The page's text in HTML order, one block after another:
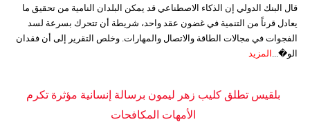
قال البنك الدولي إن الذكاء الاصطناعي قد يمكن البلدان النامية من تحقيق ما
يعادل قرناً من التنمية في غضون عقد واحد، شريطة أن تتحرك بسرعة لسد
الفجوات في مجالات الطاقة والاتصال والمهارات. وخلص التقرير إلى أن فقدان
الو�... المزيد
بلقيس تطلق كليب زهر ليمون برسالة إنسانية مؤثرة تكرم
الأمهات المكافحات